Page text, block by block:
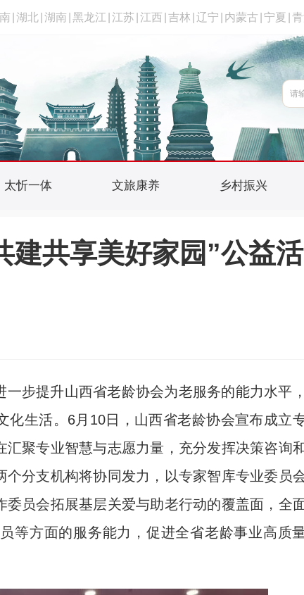
湖北 湖南 黑龙江 江苏 江西 吉林 辽宁 内蒙古 宁夏
太忻一体 文旅康养 乡村振兴
建共享美好家园”公益活
步提升山西省老龄协会为老服务的能力水平
生活。6月10日，山西省老龄协会宣布成立
聚专业智慧与志愿力量，充分发挥决策咨询
分支机构将协同发力，以专家智库专业委员
员会拓展基层关爱与助老行动的覆盖面，全
等方面的服务能力，促进全省老龄事业高质